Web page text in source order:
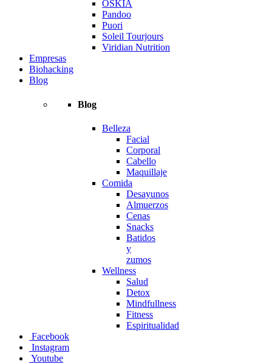
OSKIA
Pandoo
Puori
Soleil Tourjours
Viridian Nutrition
Empresas
Biohacking
Blog
Blog
Belleza
Facial
Corporal
Cabello
Maquillaje
Comida
Desayunos
Almuerzos
Cenas
Snacks
Batidos
y
zumos
Wellness
Salud
Detox
Mindfullness
Fitness
Espiritualidad
Facebook
Instagram
Youtube